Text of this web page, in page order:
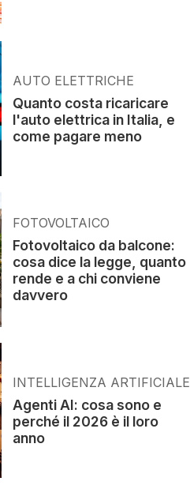
AUTO ELETTRICHE
Quanto costa ricaricare
l'auto elettrica in Italia, e
come pagare meno
FOTOVOLTAICO
Fotovoltaico da balcone:
cosa dice la legge, quanto
rende e a chi conviene
davvero
INTELLIGENZA ARTIFICIALE
Agenti AI: cosa sono e
perché il 2026 è il loro
anno